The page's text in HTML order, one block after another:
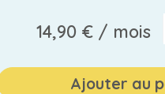
14,90 €/ mois
Ajouter au